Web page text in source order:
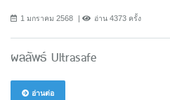
1 มกราคม 2568 อ่าน 4373 ครั้ง
ผลลัพธ์ Ultrasafe
อ่านต่อ